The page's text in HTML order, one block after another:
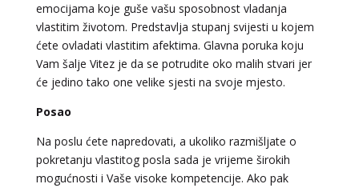
emocijama koje guše vašu sposobnost vladanja
vlastitim životom. Predstavlja stupanj svijesti u kojem
ćete ovladati vlastitim afektima. Glavna poruka koju
Vam šalje Vitez je da se potrudite oko malih stvari jer
će jedino tako one velike sjesti na svoje mjesto.
Posao
Na poslu ćete napredovati, a ukoliko razmišljate o
pokretanju vlastitog posla sada je vrijeme širokih
mogućnosti i Vaše visoke kompetencije. Ako pak